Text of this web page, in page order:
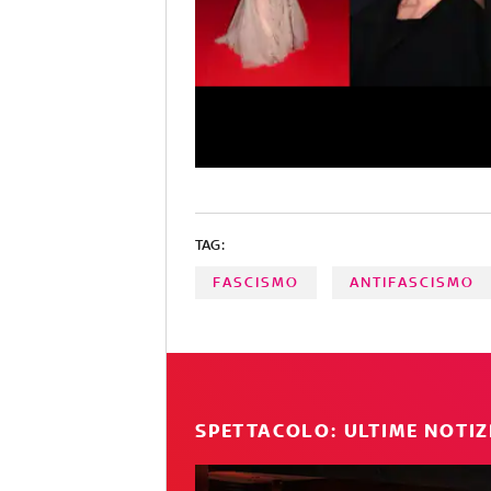
TAG:
FASCISMO ANTIFASCISMO
SPETTACOLO: ULTIME